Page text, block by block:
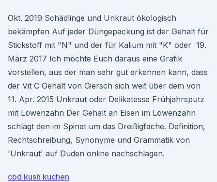
Okt. 2019 Schädlinge und Unkraut ökologisch
bekämpfen Auf jeder Düngepackung ist der Gehalt für
Stickstoff mit "N" und der für Kalium mit "K" oder 19.
März 2017 Ich möchte Euch daraus eine Grafik
vorstellen, aus der man sehr gut erkennen kann, dass
der Vit C Gehalt von Giersch sich weit über dem von
11. Apr. 2015 Unkraut oder Delikatesse Frühjahrsputz
mit Löwenzahn Der Gehalt an Eisen im Löwenzahn
schlägt den im Spinat um das Dreißigfache. Definition,
Rechtschreibung, Synonyme und Grammatik von
'Unkraut' auf Duden online nachschlagen.
cbd kush kuchen